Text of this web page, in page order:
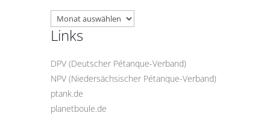
Archiv
Links
DPV (Deutscher Pétanque-Verband)
NPV (Niedersächsischer Pétanque-Verband)
ptank.de
planetboule.de